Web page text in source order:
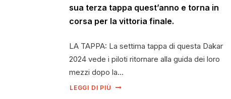
sua terza tappa quest’anno e torna in
corsa per la vittoria finale.
LA TAPPA: La settima tappa di questa Dakar
2024 vede i piloti ritornare alla guida dei loro
mezzi dopo la…
LEGGI DI PIÙ